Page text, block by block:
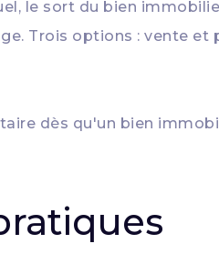
le sort du bien
Trois options : vente
dès qu'un bien